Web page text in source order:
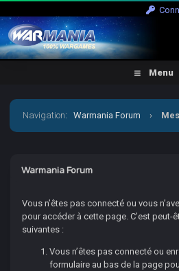
Menu
Navigation:Warmania Forum ›
Warmania Forum
Vous n’êtes pas connecté ou vous
pour accéder à cette page. C’est peut-
suivantes :
Vous n’êtes pas connecté ou
formulaire au bas de la page